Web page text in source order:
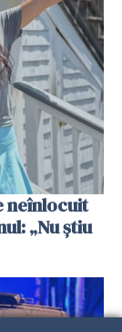
neînlocuit
„Nu știu